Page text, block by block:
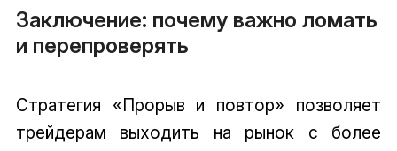
Заключение: почему важно ломать
и перепроверять
Стратегия «Прорыв и повтор» позволяет
трейдерам выходить на рынок с более